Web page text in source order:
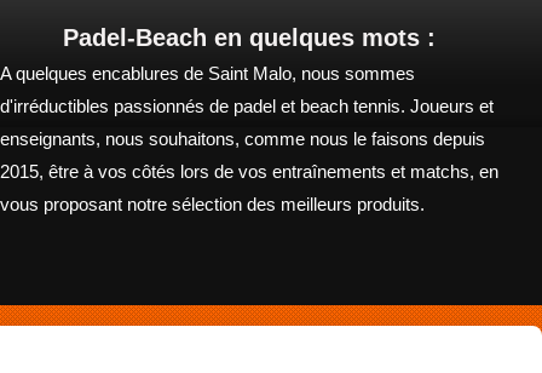
Padel-Beach en quelques mots :
A quelques encablures de Saint Malo, nous sommes
d'irréductibles passionnés de padel et beach tennis. Joueurs et
enseignants, nous souhaitons, comme nous le faisons depuis
2015, être à vos côtés lors de vos entraînements et matchs, en
vous proposant notre sélection des meilleurs produits.